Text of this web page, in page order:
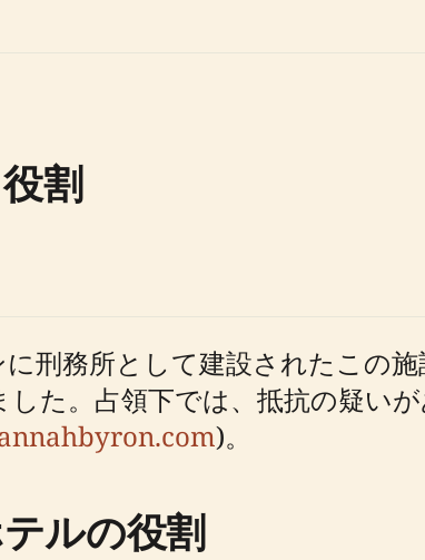
割
刑務所として建設されたこの
た。占領下では、抵抗の疑い
)。
ルの役割